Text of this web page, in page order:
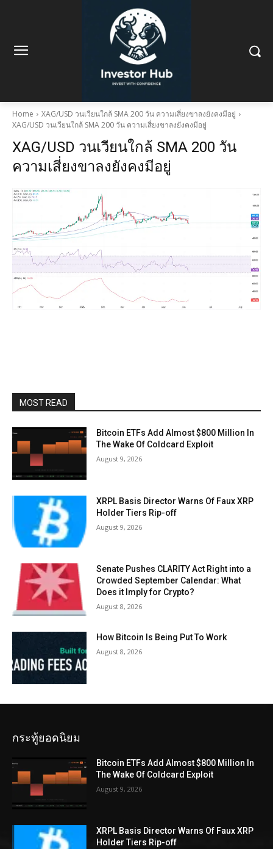
Home
XAG/USD วนเวียนใกล้ SMA 200 วัน ความเสี่ยงขาลงยังคงมีอยู่
XAG/USD วนเวียนใกล้ SMA 200 วัน ความเสี่ยงขาลงยังคงมีอยู่
XAG/USD วนเวียนใกล้ SMA 200 วัน
ความเสี่ยงขาลงยังคงมีอยู่
MOST READ
Bitcoin ETFs Add Almost $800 Million In
The Wake Of Coldcard Exploit
August 9, 2026
XRPL Basis Director Warns Of Faux XRP
Holder Tiers Rip-off
August 9, 2026
Senate Pushes CLARITY Act Right into a
Crowded September Calendar: What
Does it Imply for Crypto?
August 8, 2026
How Bitcoin Is Being Put To Work
August 8, 2026
กระทู้ยอดนิยม
Bitcoin ETFs Add Almost $800 Million In
The Wake Of Coldcard Exploit
August 9, 2026
XRPL Basis Director Warns Of Faux XRP
Holder Tiers Rip-off